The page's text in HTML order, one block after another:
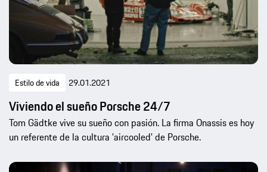
Estilo de vida 29.01.2021
Viviendo el sueño Porsche 24/7
Tom Gädtke vive su sueño con pasión. La firma Onassis es hoy
un referente de la cultura 'aircooled' de Porsche.